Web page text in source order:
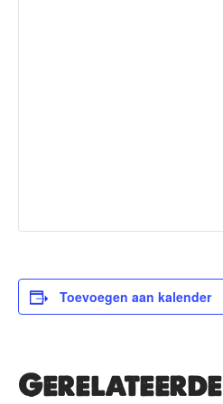
Toevoegen aan kalender
Gerelateerde